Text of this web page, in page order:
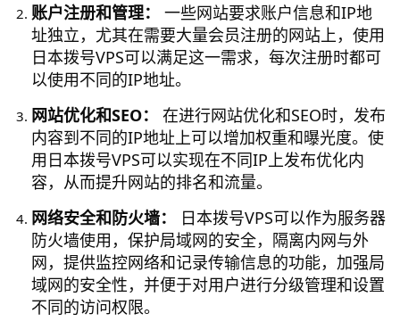
账户注册和管理：
一些网站要求账户信息和IP地
址独立，尤其在需要大量会员注册的网站上，使用
日本拨号VPS可以满足这一需求，每次注册时都可
以使用不同的IP地址。
网站优化和SEO：
在进行网站优化和SEO时，发布
内容到不同的IP地址上可以增加权重和曝光度。使
用日本拨号VPS可以实现在不同IP上发布优化内
容，从而提升网站的排名和流量。
网络安全和防火墙：
日本拨号VPS可以作为服务器
防火墙使用，保护局域网的安全，隔离内网与外
网，提供监控网络和记录传输信息的功能，加强局
域网的安全性，并便于对用户进行分级管理和设置
不同的访问权限。